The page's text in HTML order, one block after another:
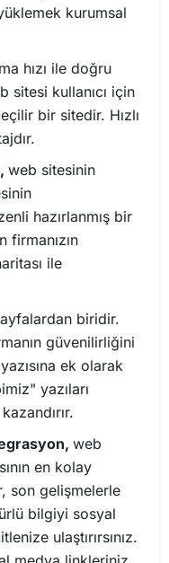
kurumsal
hızı ile doğru
sitesi kullanıcı için
bir sitedir. Hızlı
web sitesinin
hazırlanmış bir
firmanızın
ile
biridir.
güvenilirliğini
ek olarak
yazıları
web
en kolay
son gelişmelerle
bilgiyi sosyal
ulaştırırsınız.